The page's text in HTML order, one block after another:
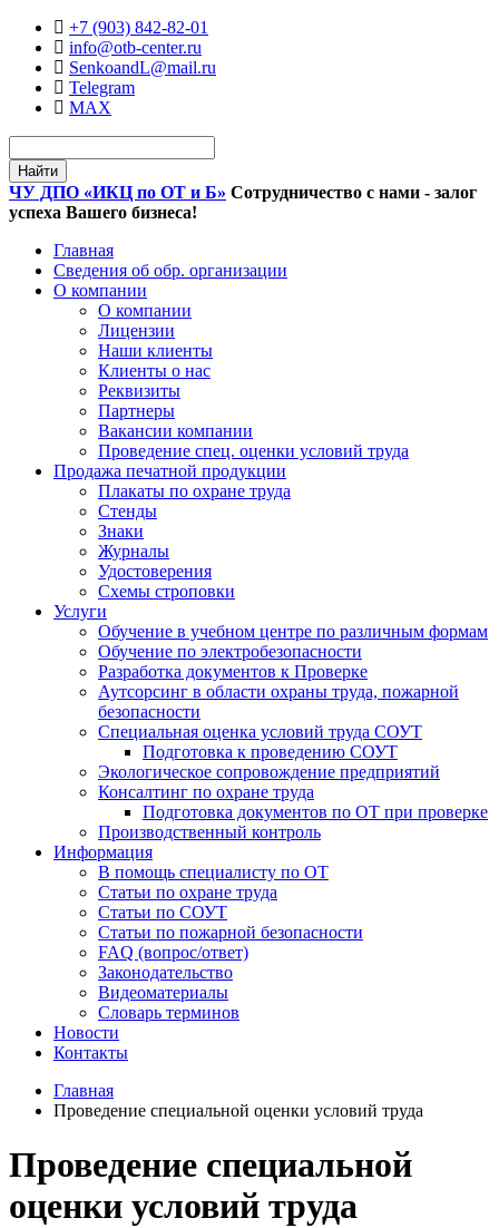
+7 (903) 842-82-01
info@otb-center.ru
SenkoandL@mail.ru
Telegram
MAX
ЧУ ДПО «ИКЦ по ОТ и Б» Сотрудничество с нами - залог
успеха Вашего бизнеса!
Главная
Сведения об обр. организации
О компании
О компании
Лицензии
Наши клиенты
Клиенты о нас
Реквизиты
Партнеры
Вакансии компании
Проведение спец. оценки условий труда
Продажа печатной продукции
Плакаты по охране труда
Стенды
Знаки
Журналы
Удостоверения
Схемы строповки
Услуги
Обучение в учебном центре по различным формам
Обучение по электробезопасности
Разработка документов к Проверке
Аутсорсинг в области охраны труда, пожарной
безопасности
Специальная оценка условий труда СОУТ
Подготовка к проведению СОУТ
Экологическое сопровождение предприятий
Консалтинг по охране труда
Подготовка документов по ОТ при проверке
Производственный контроль
Информация
В помощь специалисту по ОТ
Статьи по охране труда
Статьи по СОУТ
Статьи по пожарной безопасности
FAQ (вопрос/ответ)
Законодательство
Видеоматериалы
Словарь терминов
Новости
Контакты
Главная
Проведение специальной оценки условий труда
Проведение специальной
оценки условий труда